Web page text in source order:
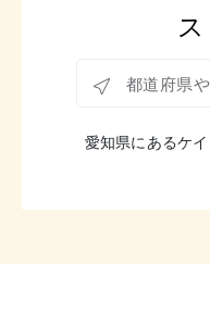
都道府県や地名など
愛知県にあるケ